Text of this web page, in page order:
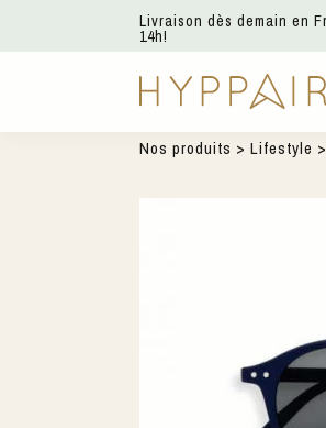
Livraison dès demain en
14h!
Nos produits > Lifestyle >